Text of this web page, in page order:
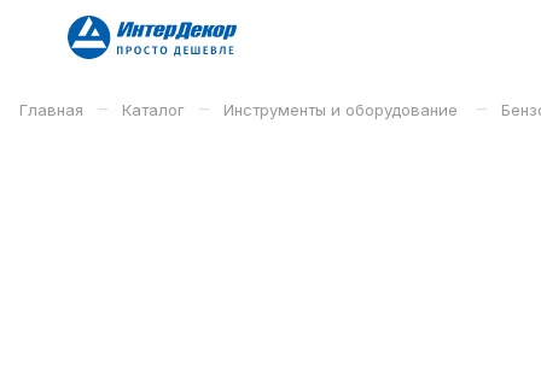
Главная – Каталог – Инструменты и оборудование –